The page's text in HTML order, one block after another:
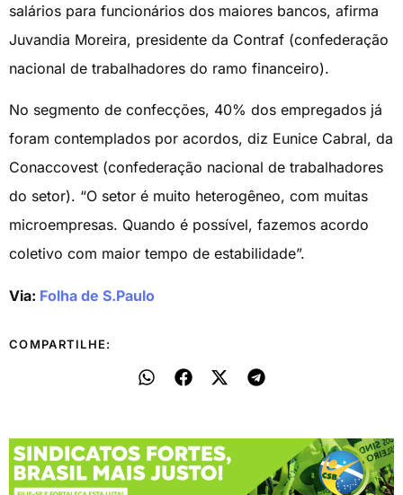
salários para funcionários dos maiores bancos, afirma
Juvandia Moreira, presidente da Contraf (confederação
nacional de trabalhadores do ramo financeiro).
No segmento de confecções, 40% dos empregados já
foram contemplados por acordos, diz Eunice Cabral, da
Conaccovest (confederação nacional de trabalhadores
do setor). “O setor é muito heterogêneo, com muitas
microempresas. Quando é possível, fazemos acordo
coletivo com maior tempo de estabilidade”.
Via: Folha de S.Paulo
COMPARTILHE: